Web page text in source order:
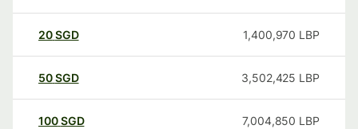
20SGD 1,400,970 LBP
50SGD 3,502,425 LBP
100SGD 7,004,850 LBP